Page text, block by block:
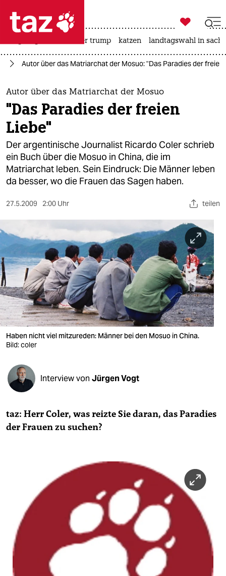
 taz zahl ich
taz zahl ich
themen
politik
öko
gesellschaft
kultur
sport
nord
wahrheit
verlag
verlag
veranstaltungen
fragen & hilfe
unterstützen
abo

taz zahl ich
usa unter trump katzen landtagswahl in
Autor über das Matriarchat der Mosuo: "Das Paradies der freien
Autor über das Matriarchat der Mosuo
"Das Paradies der freien
Liebe"
Der argentinische Journalist Ricardo Coler schrieb
ein Buch über die Mosuo in China, die im
Matriarchat leben. Sein Eindruck: Die Männer leben
da besser, wo die Frauen das Sagen haben.
27.5.2009 2:00 Uhr teilen
Haben nicht viel mitzureden: Männer bei den Mosuo in China.
Bild: coler
Interview von Jürgen Vogt
taz: Herr Coler, was reizte Sie daran, das Paradies
der Frauen zu suchen?